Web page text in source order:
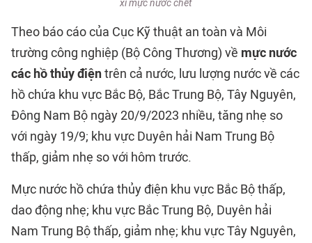
xỉ mực nước chết
Theo báo cáo của Cục Kỹ thuật an toàn và Môi
trường công nghiệp (Bộ Công Thương) về mực nước
các hồ thủy điệntrên cả nước, lưu lượng nước về các
hồ chứa khu vực Bắc Bộ, Bắc Trung Bộ, Tây Nguyên,
Đông Nam Bộ ngày 20/9/2023 nhiều, tăng nhẹ so
với ngày 19/9; khu vực Duyên hải Nam Trung Bộ
thấp, giảm nhẹ so với hôm trước.
Mực nước hồ chứa thủy điện khu vực Bắc Bộ thấp,
dao động nhẹ; khu vực Bắc Trung Bộ, Duyên hải
Nam Trung Bộ thấp, giảm nhẹ; khu vực Tây Nguyên,